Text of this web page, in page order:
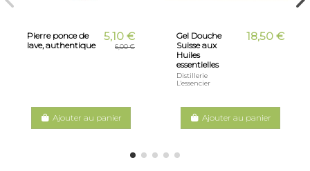
Pierre ponce de
lave, authentique
5,10 €
6,00 €
Ajouter au panier
Gel Douche
Suisse aux
Huiles
essentielles
Distillerie
L'essencier
18,50 €
Ajouter au panier